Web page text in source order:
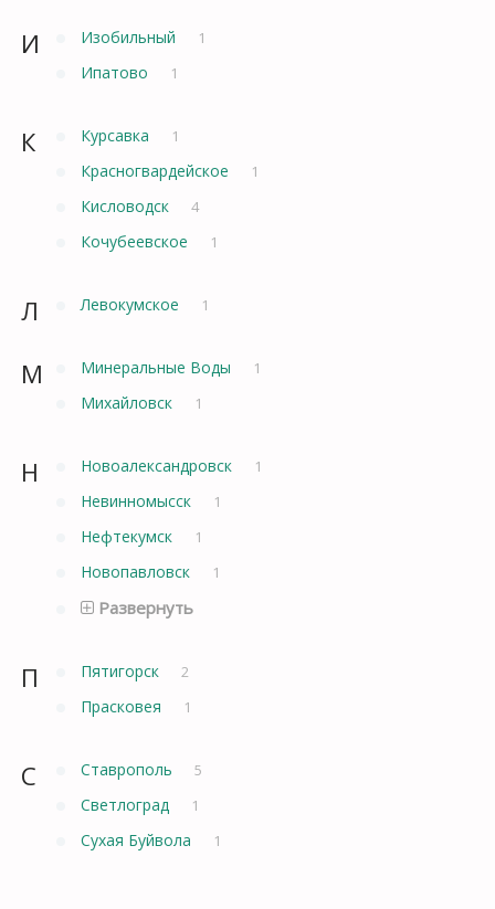
И Изобильный 1
Ипатово 1
К Курсавка 1
Красногвардейское 1
Кисловодск 4
Кочубеевское 1
Л Левокумское 1
М Минеральные Воды 1
Михайловск 1
Н Новоалександровск 1
Невинномысск 1
Нефтекумск 1
Новопавловск 1
Развернуть
П Пятигорск 2
Прасковея 1
С Ставрополь 5
Светлоград 1
Сухая Буйвола 1